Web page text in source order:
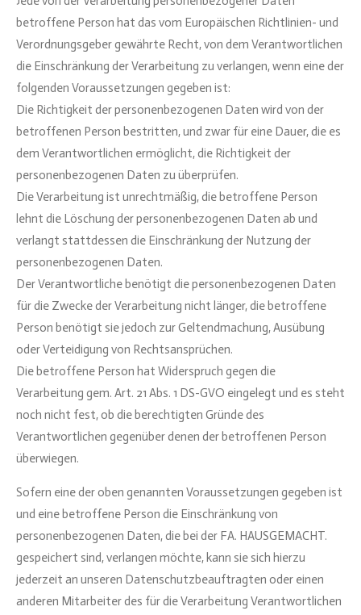
betroffene Person hat das vom Europäischen Richtlinien- und
Verordnungsgeber gewährte Recht, von dem Verantwortlichen
die Einschränkung der Verarbeitung zu verlangen, wenn eine der
folgenden Voraussetzungen gegeben ist:
Die Richtigkeit der personenbezogenen Daten wird von der
betroffenen Person bestritten, und zwar für eine Dauer, die es
dem Verantwortlichen ermöglicht, die Richtigkeit der
personenbezogenen Daten zu überprüfen.
Die Verarbeitung ist unrechtmäßig, die betroffene Person
lehnt die Löschung der personenbezogenen Daten ab und
verlangt stattdessen die Einschränkung der Nutzung der
personenbezogenen Daten.
Der Verantwortliche benötigt die personenbezogenen Daten
für die Zwecke der Verarbeitung nicht länger, die betroffene
Person benötigt sie jedoch zur Geltendmachung, Ausübung
oder Verteidigung von Rechtsansprüchen.
Die betroffene Person hat Widerspruch gegen die
Verarbeitung gem. Art. 21 Abs. 1 DS-GVO eingelegt und es steht
noch nicht fest, ob die berechtigten Gründe des
Verantwortlichen gegenüber denen der betroffenen Person
überwiegen.
Sofern eine der oben genannten Voraussetzungen gegeben ist
und eine betroffene Person die Einschränkung von
personenbezogenen Daten, die bei der FA. HAUSGEMACHT.
gespeichert sind, verlangen möchte, kann sie sich hierzu
jederzeit an unseren Datenschutzbeauftragten oder einen
anderen Mitarbeiter des für die Verarbeitung Verantwortlichen